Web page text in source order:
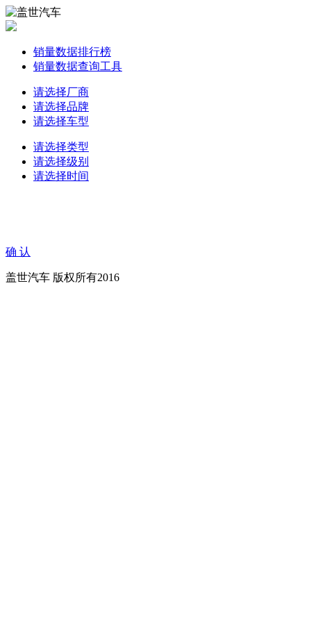
销量数据排行榜
销量数据查询工具
请选择厂商
请选择品牌
请选择车型
请选择类型
请选择级别
请选择时间
确 认
盖世汽车 版权所有2016